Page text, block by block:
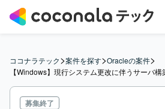
ココナラテック>案件を探す>Oracleの案件>
【Windows】現行システム更改に伴うサーバ構
募集終了